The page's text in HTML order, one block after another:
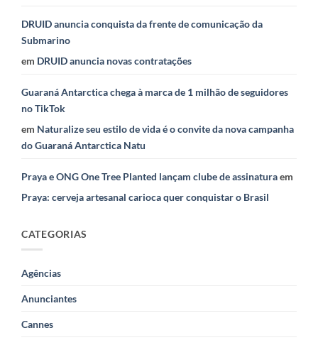
DRUID anuncia conquista da frente de comunicação da
Submarino
em DRUID anuncia novas contratações
Guaraná Antarctica chega à marca de 1 milhão de seguidores
no TikTok
em Naturalize seu estilo de vida é o convite da nova campanha
do Guaraná Antarctica Natu
Praya e ONG One Tree Planted lançam clube de assinaturaem
Praya: cerveja artesanal carioca quer conquistar o Brasil
CATEGORIAS
Agências
Anunciantes
Cannes